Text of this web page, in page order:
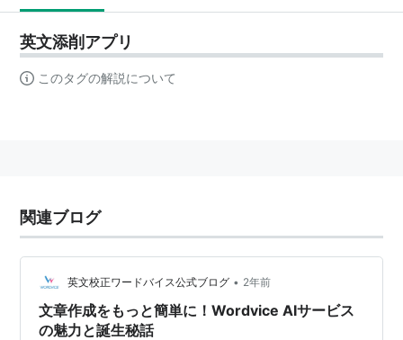
英文添削アプリ
このタグの解説について
関連ブログ
英文校正ワードバイス公式ブログ • 2年前
文章作成をもっと簡単に！Wordvice AIサービス
の魅力と誕生秘話